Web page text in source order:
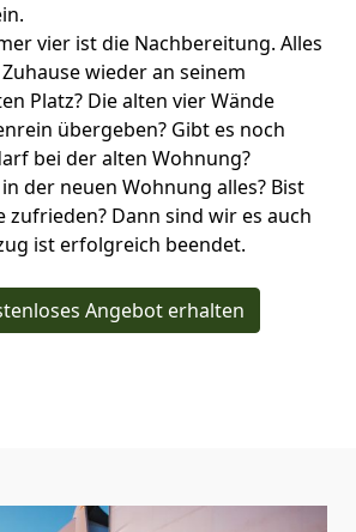
vier ist die Nachbereitung. Alles
wieder an seinem
Platz? Die alten vier Wände
übergeben? Gibt es noch
bei der alten Wohnung?
der neuen Wohnung alles? Bist
zufrieden? Dann sind wir es auch
ist erfolgreich beendet.
Angebot erhalten